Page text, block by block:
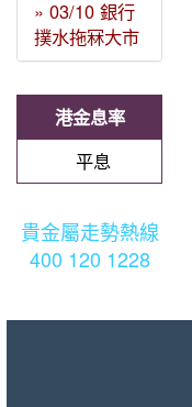
» 03/10 銀行
撲水拖冧大市
港金息率
平息
貴金屬走勢熱線
400 120 1228